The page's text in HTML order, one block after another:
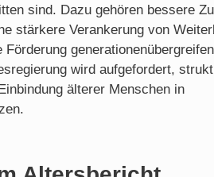
sind. Dazu gehören bessere
stärkere Verankerung von
wird aufgefordert,
älterer Menschen in